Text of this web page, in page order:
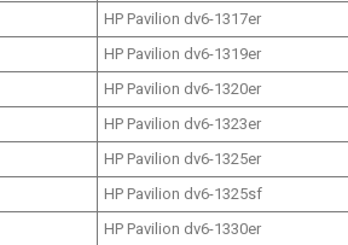
HP Pavilion dv6-1317er
HP Pavilion dv6-1319er
HP Pavilion dv6-1320er
HP Pavilion dv6-1323er
HP Pavilion dv6-1325er
HP Pavilion dv6-1325sf
HP Pavilion dv6-1330er